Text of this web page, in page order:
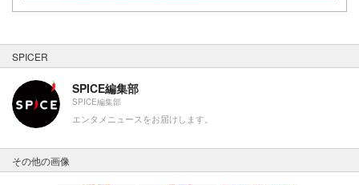
SPICER
SPICE編集部
SPICE編集部
エンタメニュースをお届けします。
その他の画像